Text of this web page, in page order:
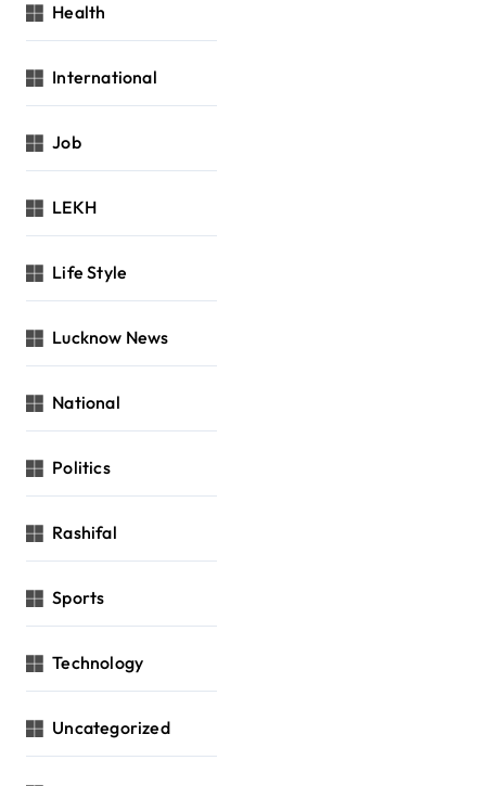
Health
International
Job
LEKH
Life Style
Lucknow News
National
Politics
Rashifal
Sports
Technology
Uncategorized